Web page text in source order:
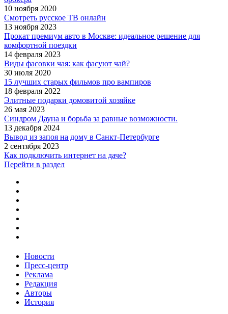
10 ноября 2020
Смотреть русское ТВ онлайн
13 ноября 2023
Прокат премиум авто в Москве: идеальное решение для
комфортной поездки
14 февраля 2023
Виды фасовки чая: как фасуют чай?
30 июля 2020
15 лучших старых фильмов про вампиров
18 февраля 2022
Элитные подарки домовитой хозяйке
26 мая 2023
Синдром Дауна и борьба за равные возможности.
13 декабря 2024
Вывод из запоя на дому в Санкт-Петербурге
2 сентября 2023
Как подключить интернет на даче?
Перейти в раздел
Новости
Пресс-центр
Реклама
Редакция
Авторы
История